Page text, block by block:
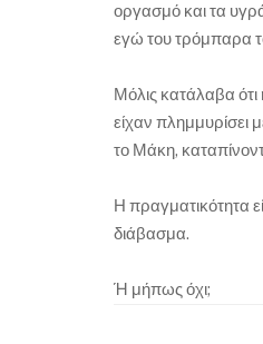
οργασμό και τα
εγώ του τρόμπαρα
Μόλις κατάλαβα ότι
είχαν πλημμυρίσει
το Μάκη,
Η πραγματικότητα
διάβασμα.
Ή μήπως όχι;